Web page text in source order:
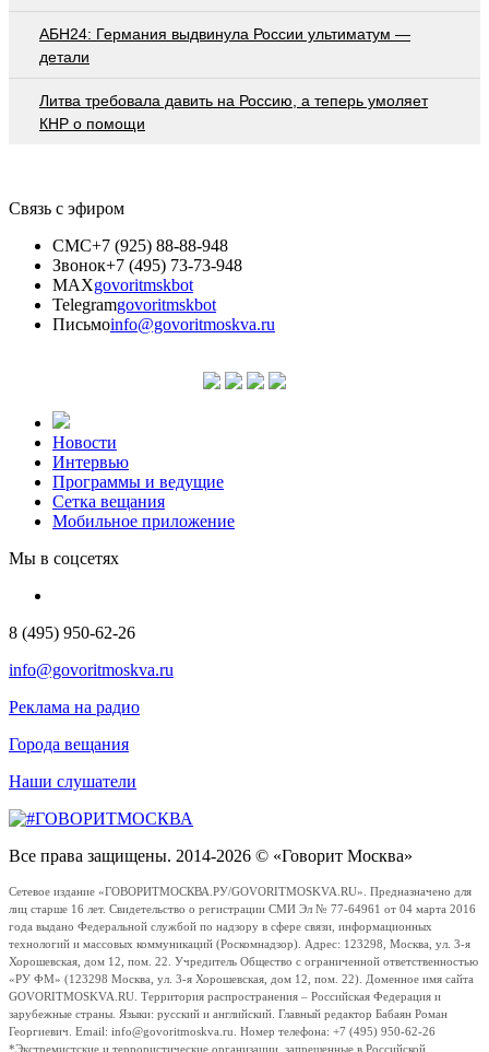
АБН24: Германия выдвинула России ультиматум —
детали
Литва требовала давить на Россию, а теперь умоляет
КНР о помощи
Связь с эфиром
СМС+7 (925) 88-88-948
Звонок+7 (495) 73-73-948
MAXgovoritmskbot
Telegramgovoritmskbot
Письмоinfo@govoritmoskva.ru
Новости
Интервью
Программы и ведущие
Сетка вещания
Мобильное приложение
Мы в соцсетях
8 (495) 950-62-26
info@govoritmoskva.ru
Реклама на радио
Города вещания
Наши слушатели
Все права защищены. 2014-2026 © «Говорит Москва»
Сетевое издание «ГОВОРИТМОСКВА.РУ/GOVORITMOSKVA.RU». Предназначено для
лиц старше 16 лет. Свидетельство о регистрации СМИ Эл № 77-64961 от 04 марта 2016
года выдано Федеральной службой по надзору в сфере связи, информационных
технологий и массовых коммуникаций (Роскомнадзор). Адрес: 123298, Москва, ул. 3-я
Хорошевская, дом 12, пом. 22. Учредитель Общество с ограниченной ответственностью
«РУ ФМ» (123298 Москва, ул. 3-я Хорошевская, дом 12, пом. 22). Доменное имя сайта
GOVORITMOSKVA.RU. Территория распространения – Российская Федерация и
зарубежные страны. Языки: русский и английский. Главный редактор Бабаян Роман
Георгиевич. Email: info@govoritmoskva.ru. Номер телефона: +7 (495) 950-62-26
*Экстремистские и террористические организации, запрещенные в Российской